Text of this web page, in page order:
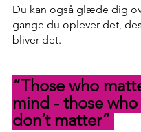
Du kan også glæde dig
gange du oplever det,
bliver det.
“Those who
mind - those
don’t matter”